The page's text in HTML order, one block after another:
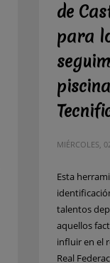
de
para
MIÉRCOLES,
Esta
talentos
aquellos
influir en el
Real